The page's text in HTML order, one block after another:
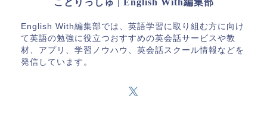
ことりっしゅ | English With編集部
English With編集部では、英語学習に取り組む方に向け
て英語の勉強に役立つおすすめの英会話サービスや教
材、アプリ、学習ノウハウ、英会話スクール情報などを
発信しています。